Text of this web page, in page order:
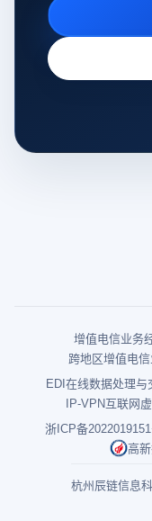
增值电信业务
跨地区增值电
EDI在线数据处理
IP-VPN互联网
浙ICP备
高
杭州辰链信息